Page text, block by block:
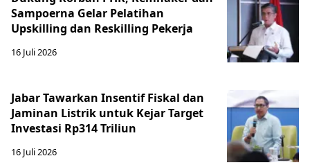
Sampoerna Gelar Pelatihan
Upskilling dan Reskilling Pekerja
16 Juli 2026
Jabar Tawarkan Insentif Fiskal dan
Jaminan Listrik untuk Kejar Target
Investasi Rp314 Triliun
16 Juli 2026